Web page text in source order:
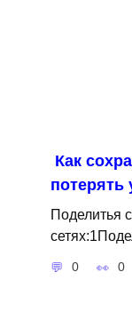
Как
потерять
Поделитья
0 0